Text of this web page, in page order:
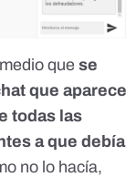
que se
que aparece
todas las
a que debía
no lo hacía,